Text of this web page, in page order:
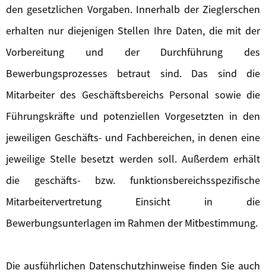
den gesetzlichen Vorgaben. Innerhalb der Zieglerschen
erhalten nur diejenigen Stellen Ihre Daten, die mit der
Vorbereitung und der Durchführung des
Bewerbungsprozesses betraut sind. Das sind die
Mitarbeiter des Geschäftsbereichs Personal sowie die
Führungskräfte und potenziellen Vorgesetzten in den
jeweiligen Geschäfts- und Fachbereichen, in denen eine
jeweilige Stelle besetzt werden soll. Außerdem erhält
die geschäfts- bzw. funktionsbereichsspezifische
Mitarbeitervertretung Einsicht in die
Bewerbungsunterlagen im Rahmen der Mitbestimmung.
Die ausführlichen Datenschutzhinweise finden Sie auch